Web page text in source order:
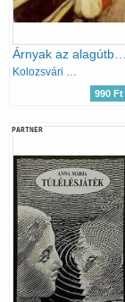
Kolozsvári Grandpierre Emil
990 Ft
PARTNER